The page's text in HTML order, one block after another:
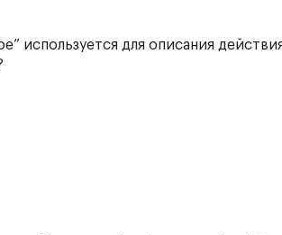
используется для описания